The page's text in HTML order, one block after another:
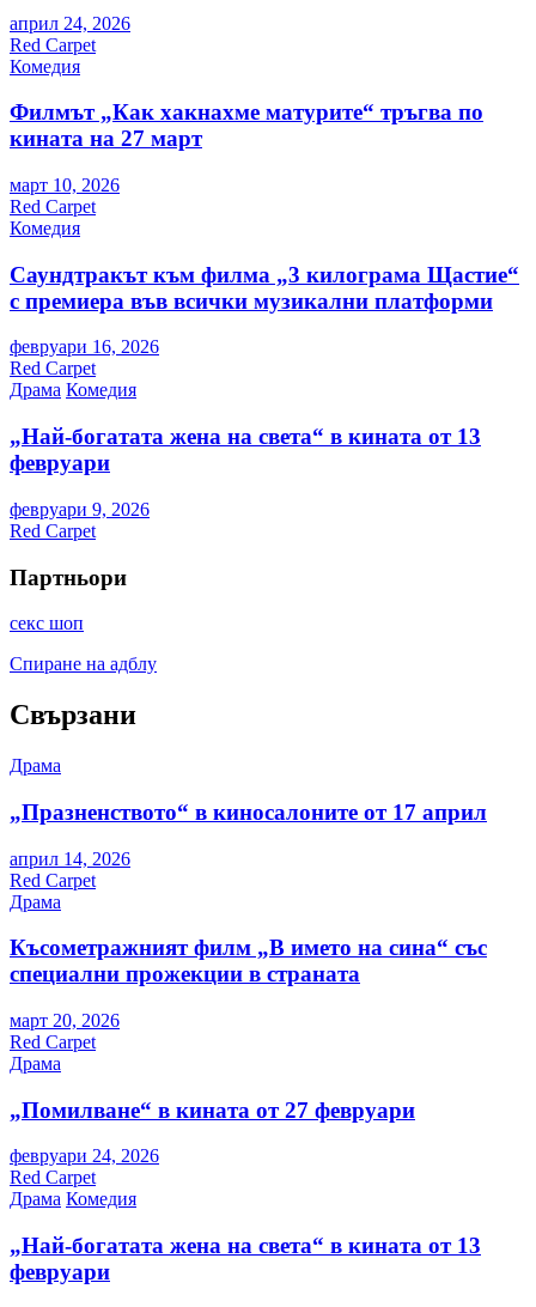
април 24, 2026
Red Carpet
Комедия
Филмът „Как хакнахме матурите“ тръгва по
кината на 27 март
март 10, 2026
Red Carpet
Комедия
Саундтракът към филма „3 килограма Щастие“
с премиера във всички музикални платформи
февруари 16, 2026
Red Carpet
Драма Комедия
„Най-богатата жена на света“ в кината от 13
февруари
февруари 9, 2026
Red Carpet
Партньори
секс шоп
Спиране на адблу
Свързани
Драма
„Празненството“ в киносалоните от 17 април
април 14, 2026
Red Carpet
Драма
Късометражният филм „В името на сина“ със
специални прожекции в страната
март 20, 2026
Red Carpet
Драма
„Помилване“ в кината от 27 февруари
февруари 24, 2026
Red Carpet
Драма Комедия
„Най-богатата жена на света“ в кината от 13
февруари